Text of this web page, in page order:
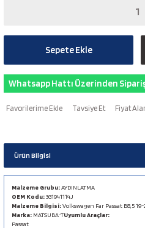
Sepete Ekle
Whatsapp Hattı Üzerinden
Tavsiye Et Fiyat
Ürün Bilgisi
Malzeme Grubu:AYDINLATMA
OEM Kodu:3G1941114J
Malzeme Bilgisi:Volkswagen Far Passat B8,5
Marka: MATSUBA-TUyumlu Araçlar:
Passat